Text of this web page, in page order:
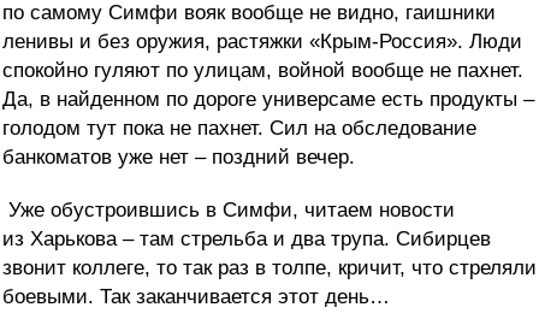
по самому Симфи вояк вообще не видно, гаишники
ленивы и без оружия, растяжки «Крым-Россия». Люди
спокойно гуляют по улицам, войной вообще не пахнет.
Да, в найденном по дороге универсаме есть продукты –
голодом тут пока не пахнет. Сил на обследование
банкоматов уже нет – поздний вечер.
Уже обустроившись в Симфи, читаем новости
из Харькова – там стрельба и два трупа. Сибирцев
звонит коллеге, то так раз в толпе, кричит, что стреляли
боевыми. Так заканчивается этот день…